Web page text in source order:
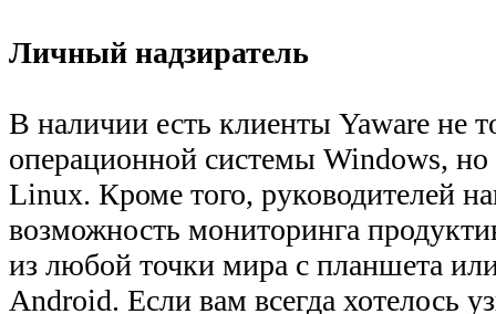
Личный надзиратель
В наличии есть клиенты Yaware не
операционной системы Windows,
Linux. Кроме того, руководителей
возможность мониторинга
из любой точки мира с планшета
Android. Если вам всегда хотелось